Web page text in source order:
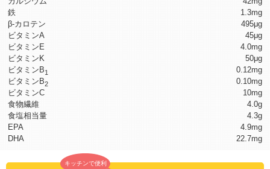
鉄
1.3mg
β-カロテン
495μg
ビタミンA
45μg
ビタミンE
4.0mg
ビタミンK
50μg
ビタミンB1
0.12mg
ビタミンB2
0.10mg
ビタミンC
10mg
食物繊維
4.0g
食塩相当量
4.3g
EPA
4.9mg
DHA
22.7mg
キッチンで便利